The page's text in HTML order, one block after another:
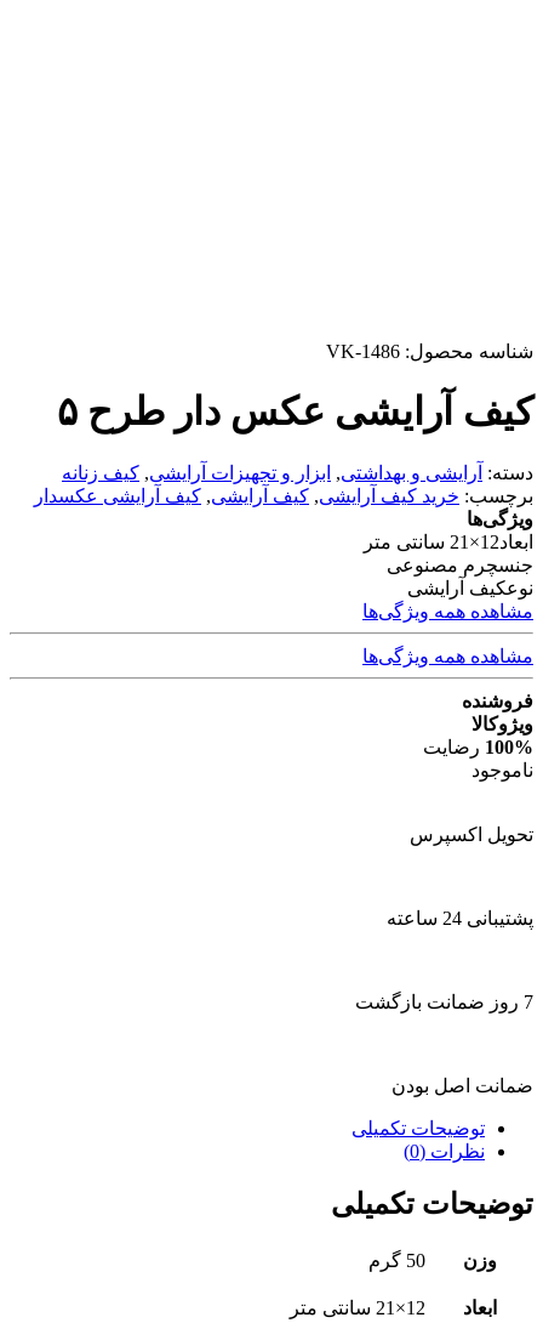
شناسه محصول: VK-1486
کیف آرایشی عکس دار طرح ۵
دسته: آرایشی و بهداشتی, ابزار و تجهیزات آرایشی, کیف زنانه
برچسب: خرید کیف آرایشی, کیف آرایشی, کیف آرایشی عکسدار
ویژگی‌ها
ابعاد12×21 سانتی متر
جنسچرم مصنوعی
نوعکیف آرایشی
مشاهده همه ویژگی‌ها
مشاهده همه ویژگی‌ها
فروشنده
ویژوکالا
100% رضایت
ناموجود
تحویل اکسپرس
پشتیبانی 24 ساعته
7 روز ضمانت بازگشت
ضمانت اصل بودن
توضیحات تکمیلی
نظرات (0)
توضیحات تکمیلی
وزن 50 گرم
ابعاد 12×21 سانتی متر